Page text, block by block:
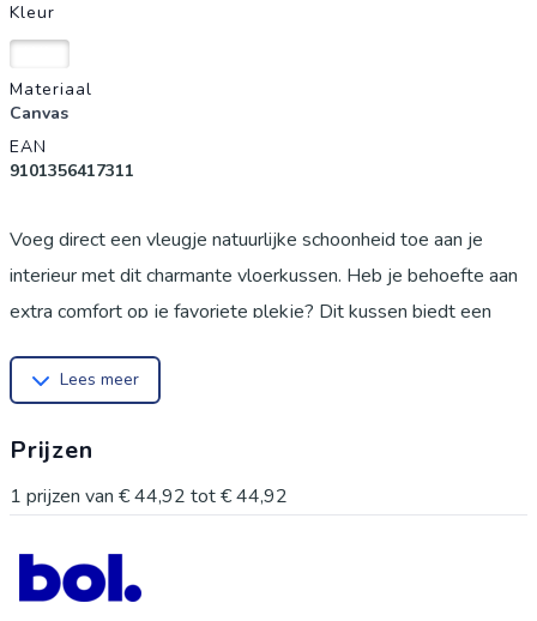
Kleur
Materiaal
Canvas
EAN
9101356417311
Voeg direct een vleugje natuurlijke schoonheid toe aan je
interieur met dit charmante vloerkussen. Heb je behoefte aan
extra comfort op je favoriete plekje? Dit kussen biedt een
gevuld met comfortabel PP-katoen en afgewerkt met een
eenvoudig te verwijderen en te reinigen. Perfect voor gebruik
op de bank, stoel, balkon of zelfs als decoratief element
je ook bent. Het realistische bloemenontwerp in levendige
tinten trekt zeker de aandacht en creëert een aangename
Lees meer
Prijzen
1 prijzen van € 44,92 tot€ 44,92